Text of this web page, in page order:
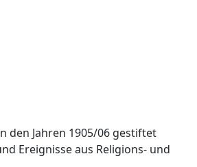
den Jahren 1905/06 gestiftet
Ereignisse aus Religions- und